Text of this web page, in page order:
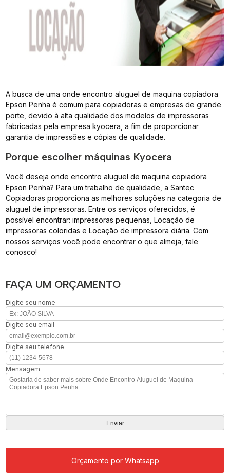
A busca de uma onde encontro aluguel de maquina copiadora
Epson Penha é comum para copiadoras e empresas de grande
porte, devido à alta qualidade dos modelos de impressoras
fabricadas pela empresa kyocera, a fim de proporcionar
garantia de impressões e cópias de qualidade.
Porque escolher máquinas Kyocera
Você deseja onde encontro aluguel de maquina copiadora
Epson Penha? Para um trabalho de qualidade, a Santec
Copiadoras proporciona as melhores soluções na categoria de
aluguel de impressoras. Entre os serviços oferecidos, é
possível encontrar: impressoras pequenas, Locação de
impressoras coloridas e Locação de impressora diária. Com
nossos serviços você pode encontrar o que almeja, fale
conosco!
FAÇA UM ORÇAMENTO
Digite seu nome
Digite seu email
Digite seu telefone
Mensagem
Orçamento por Whatsapp